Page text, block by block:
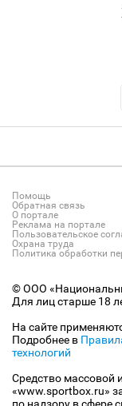
Помощь
Обратная связь
О портале
Реклама на портале
Пользовательское
Охрана труда
Политика обработки
© ООО
Для лиц старше 18
На сайте
Подробнее в
технологий
Средство массовой
«www.sportbox.ru»